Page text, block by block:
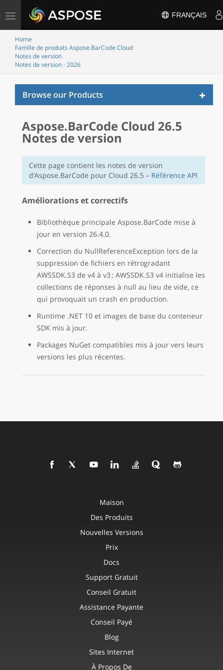
Basculer
navigation
FRANÇAIS
Home
Famille de produits Aspose.BarCode Cloud
Notes de version
Notes de version - 2026
Browse our Products
Aspose.BarCode Cloud 26.5
Notes de version
Cette page contient les notes de version
d’Aspose.BarCode pour Cloud 26.5 – Référence API
Améliorations et correctifs
Bibliothèque principale Aspose.BarCode mise à
jour en version 26.4.0.
Correction du NullReferenceException lors de la
suppression de fichiers en rétrogradant
AWSSDK.S3 de v4 à v3 ; AWSSDK.S3 v4 initialise les
collections de réponses à null au lieu de vide, ce
qui provoquait un crash en production.
Runtime .NET 10 et images de base du conteneur
SDK mis à jour.
Packages NuGet compatibles mis à jour vers leurs
versions les plus récentes.
Maison
Des Produits
Nouvelles Versions
Prix
Docs
Support Gratuit
Conseil Gratuit
Assistance Payante
Conseil Payé
Blog
Sites Internet
À Propos De